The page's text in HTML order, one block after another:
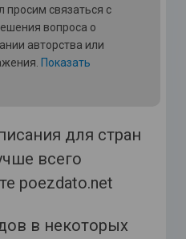
просим связаться с
вопроса о
авторства или
Показать
для стран
всего
poezdato.net
в некоторых